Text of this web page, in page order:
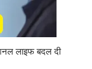
लाइफ बदल दी